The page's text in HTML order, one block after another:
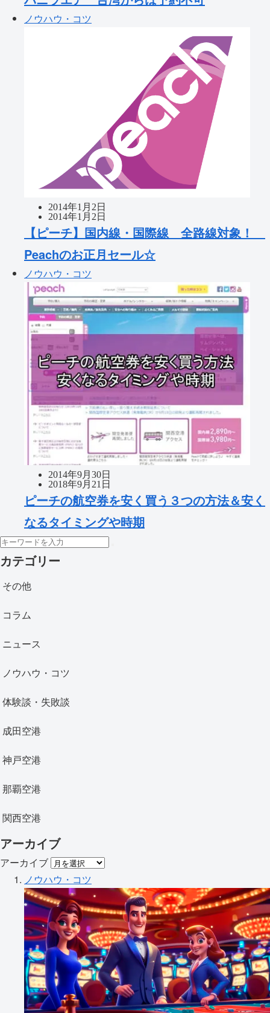
ノウハウ・コツ
2014年1月2日
2014年1月2日
【ピーチ】国内線・国際線 全路線対象！
Peachのお正月セール☆
ノウハウ・コツ
2014年9月30日
2018年9月21日
ピーチの航空券を安く買う３つの方法＆安く
なるタイミングや時期
カテゴリー
その他
コラム
ニュース
ノウハウ・コツ
体験談・失敗談
成田空港
神戸空港
那覇空港
関西空港
アーカイブ
アーカイブ
ノウハウ・コツ